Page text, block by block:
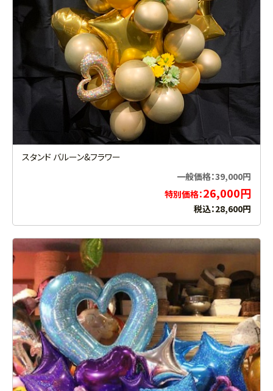
お買い物を続ける カートへ進む
スタンド バルーン&フラワー
一般価格：39,000円
特別価格：26,000円
税込：28,600円